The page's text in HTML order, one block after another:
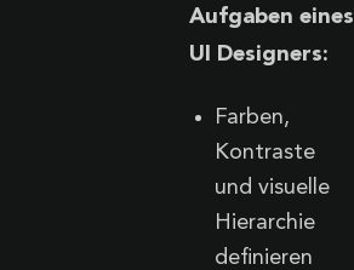
Aufgaben eines
UI Designers:
Farben,
Kontraste
und visuelle
Hierarchie
definieren